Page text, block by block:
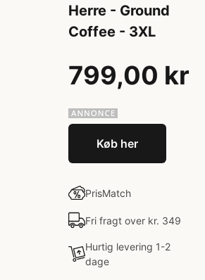
Herre - Ground
Coffee - 3XL
799,00 kr
Køb her
PrisMatch
Fri fragt over kr. 349
Hurtig levering 1-2
dage